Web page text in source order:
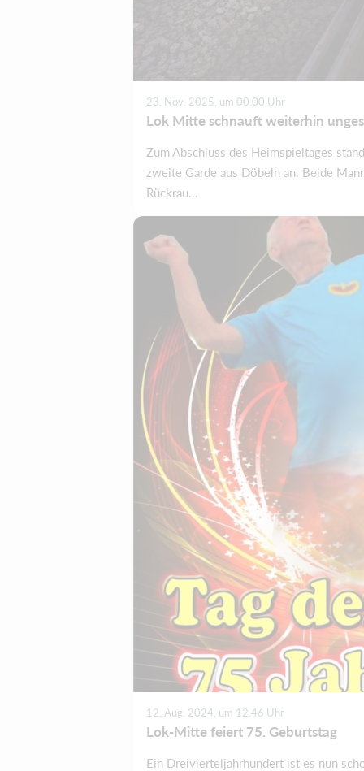
23. Nov. 2025, um 00.00 Uhr
Lok Mitte schnauft weiterhin
Zum Abschluss des Heimspieltages
zweite Garde aus Döbeln an. Beide
Rückrau...
12. Aug. 2024, um 12.46 Uhr
Lok-Mitte feiert 75. Geburtstag
Ein Dreivierteljahrhundert ist es nun